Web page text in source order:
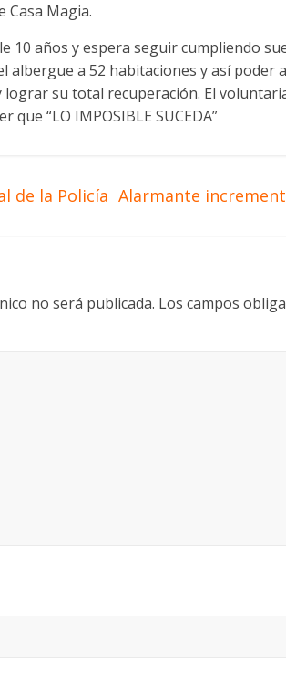
Casa Magia.
10 años y espera seguir cumpliendo
albergue a 52 habitaciones y así poder
su total recuperación. El
que “LO IMPOSIBLE SUCEDA”
de la Policía Alarmante
no será publicada. Los campos